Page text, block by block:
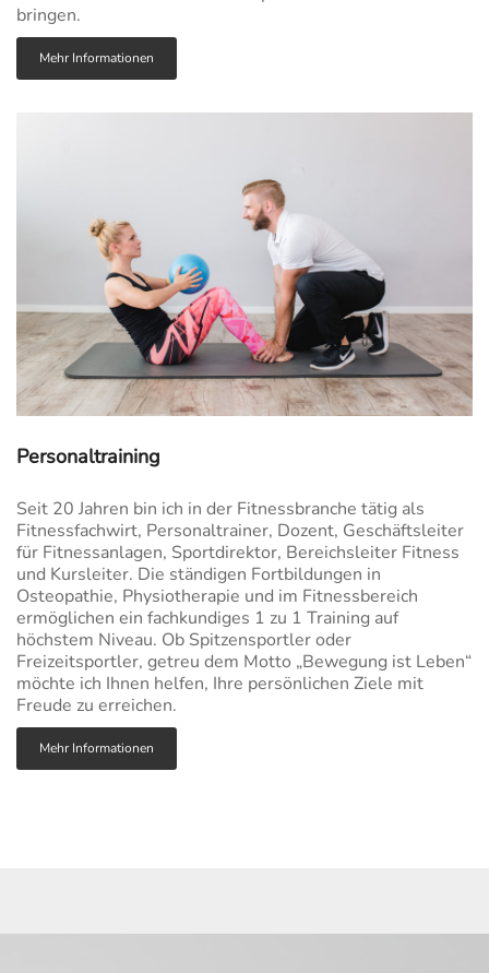
bringen.
Mehr Informationen
Personaltraining
Seit 20 Jahren bin ich in der Fitnessbranche tätig als
Fitnessfachwirt, Personaltrainer, Dozent, Geschäftsleiter
für Fitnessanlagen, Sportdirektor, Bereichsleiter Fitness
und Kursleiter. Die ständigen Fortbildungen in
Osteopathie, Physiotherapie und im Fitnessbereich
ermöglichen ein fachkundiges 1 zu 1 Training auf
höchstem Niveau. Ob Spitzensportler oder
Freizeitsportler, getreu dem Motto „Bewegung ist Leben“
möchte ich Ihnen helfen, Ihre persönlichen Ziele mit
Freude zu erreichen.
Mehr Informationen